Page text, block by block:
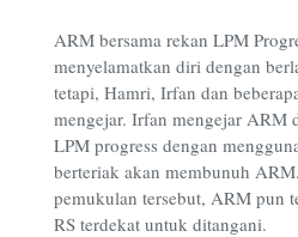
ARM bersama rekan LPM
menyelamatkan diri dengan
tetapi, Hamri, Irfan dan
mengejar. Irfan mengejar ARM
LPM progress dengan
berteriak akan membunuh
pemukulan tersebut, ARM pun
RS terdekat untuk ditangani.